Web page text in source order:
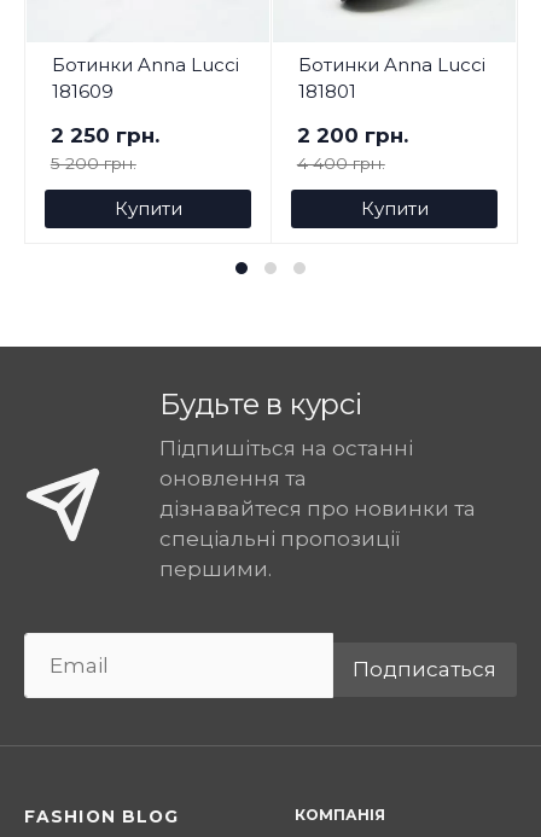
Ботинки Anna Lucci
181609
2 250 грн.
5 200 грн.
Купити
Ботинки Anna Lucci
181801
2 200 грн.
4 400 грн.
Купити
Будьте в курсі
Підпишіться на останні
оновлення та
дізнавайтеся про новинки та
спеціальні пропозиції
першими.
Подписаться
FASHION BLOG КОМПАНІЯ